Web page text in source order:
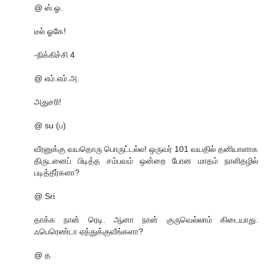
@ ஸ்.ஓ.
டீல் ஓகே!
-நிக்கிச்சி 4
@ எம்.எம்.அ.
அதுசரி!
@ su (ப)
வீரனுக்கு வயதொரு பொருட்டல்ல! ஒருவர் 101 வயதில் தனியாளாக
திருடனைப் பிடித்த சம்பவம் ஒன்றை போன மாதம் நாளிதழில்
படித்தீர்களா?
@ Sri
தாக்க நான் ரெடி. ஆனா நான் குருவெல்லாம் கிடையாது.
ஃபெரெண்டா ஏத்துக்குவீங்களா?
@ த